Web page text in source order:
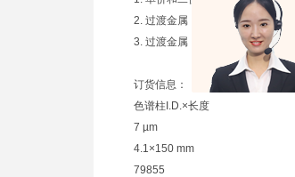
2. 过渡金属
3. 过渡金属
订货信息：
色谱柱I.D.×长度
7 µm
4.1×150 mm
79855